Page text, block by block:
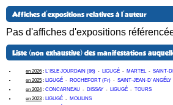
Affiches d'expositions relatives à l'auteur
Pas d'affiches d'expositions
Liste (non exhaustive) des manifestations
en 2026 : L´ISLE JOURDAIN (86) - LIGUGÉ - MARTEL- SAINT-
en 2025 : LIGUGÉ - ROCHEFORT (Fr) - SAINT-JEAN-D´ANGÉLY
en 2024: CONCARNEAU - DISSAY - LIGUGÉ - TOURS
en 2023 : LIGUGÉ - MOULINS